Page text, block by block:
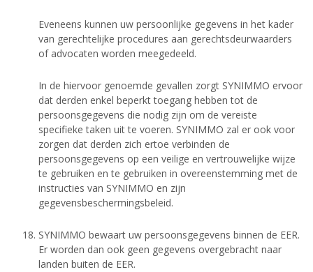
Eveneens kunnen uw persoonlijke gegevens in het kader
van gerechtelijke procedures aan gerechtsdeurwaarders
of advocaten worden meegedeeld.
In de hiervoor genoemde gevallen zorgt SYNIMMO ervoor
dat derden enkel beperkt toegang hebben tot de
persoonsgegevens die nodig zijn om de vereiste
specifieke taken uit te voeren. SYNIMMO zal er ook voor
zorgen dat derden zich ertoe verbinden de
persoonsgegevens op een veilige en vertrouwelijke wijze
te gebruiken en te gebruiken in overeenstemming met de
instructies van SYNIMMO en zijn
gegevensbeschermingsbeleid.
SYNIMMO bewaart uw persoonsgegevens binnen de EER.
Er worden dan ook geen gegevens overgebracht naar
landen buiten de EER.